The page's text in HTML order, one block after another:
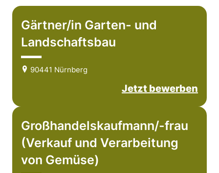
Gärtner/in Garten- und
Landschaftsbau
90441 Nürnberg
Jetzt bewerben
Großhandelskaufmann/-frau
(Verkauf und Verarbeitung
von Gemüse)